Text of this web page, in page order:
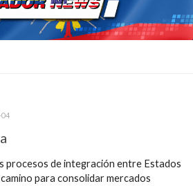
04
procesos de integración entre Estados
para consolidar mercados